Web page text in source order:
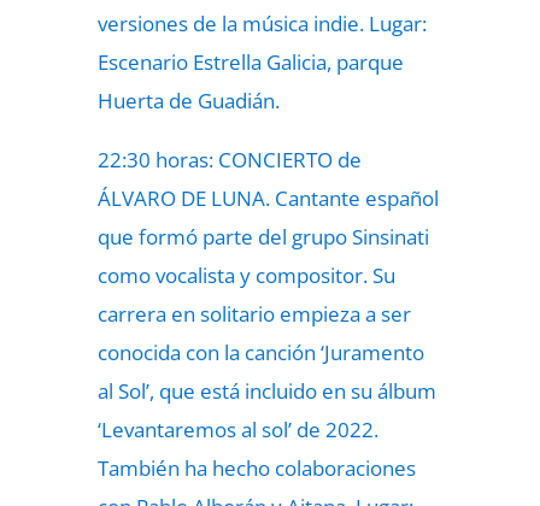
versiones de la música indie. Lugar:
Escenario Estrella Galicia, parque
Huerta de Guadián.
22:30 horas: CONCIERTO de
ÁLVARO DE LUNA. Cantante español
que formó parte del grupo Sinsinati
como vocalista y compositor. Su
carrera en solitario empieza a ser
conocida con la canción ‘Juramento
al Sol’, que está incluido en su álbum
‘Levantaremos al sol’ de 2022.
También ha hecho colaboraciones